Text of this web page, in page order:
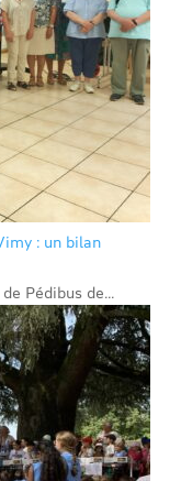
: un bilan
Pédibus de...